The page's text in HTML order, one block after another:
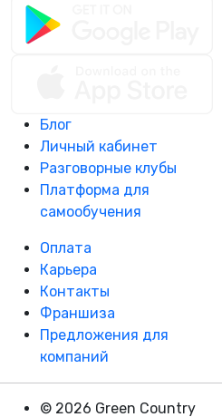
Блог
Личный кабинет
Разговорные клубы
Платформа для
самообучения
Оплата
Карьера
Контакты
Франшиза
Предложения для
компаний
© 2026 Green Country